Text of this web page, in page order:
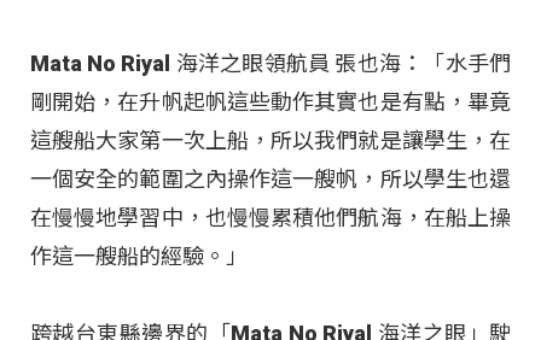
Mata No Riyal 海洋之眼領航員 張也海：「水手們
剛開始，在升帆起帆這些動作其實也是有點，畢竟
這艘船大家第一次上船，所以我們就是讓學生，在
一個安全的範圍之內操作這一艘帆，所以學生也還
在慢慢地學習中，也慢慢累積他們航海，在船上操
作這一艘船的經驗。」
跨越台東縣邊界的「Mata No Riyal 海洋之眼」駛